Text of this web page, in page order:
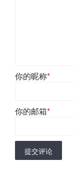
你的昵称*
你的邮箱*
提交评论